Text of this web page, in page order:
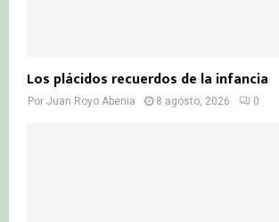
Los plácidos recuerdos de la infancia
Por Juan Royo Abenia 8 agosto, 2026 0